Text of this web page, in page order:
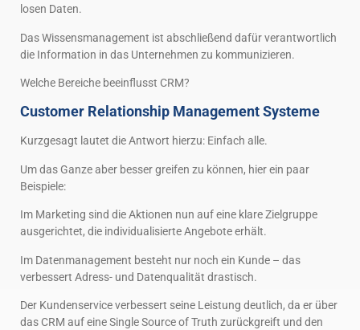
losen Daten.
Das Wissensmanagement ist abschließend dafür verantwortlich
die Information in das Unternehmen zu kommunizieren.
Welche Bereiche beeinflusst CRM?
Customer Relationship Management Systeme
Kurzgesagt lautet die Antwort hierzu: Einfach alle.
Um das Ganze aber besser greifen zu können, hier ein paar
Beispiele:
Im Marketing sind die Aktionen nun auf eine klare Zielgruppe
ausgerichtet, die individualisierte Angebote erhält.
Im Datenmanagement besteht nur noch ein Kunde – das
verbessert Adress- und Datenqualität drastisch.
Der Kundenservice verbessert seine Leistung deutlich, da er über
das CRM auf eine Single Source of Truth zurückgreift und den